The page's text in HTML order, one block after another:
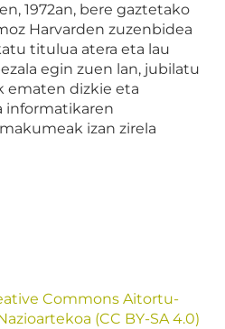
1972an, bere gaztetako
Harvarden zuzenbidea
titulua atera eta lau
egin zuen lan, jubilatu
ematen dizkie eta
informatikaren
izan zirela
Commons Aitortu-
(CC BY-SA 4.0)